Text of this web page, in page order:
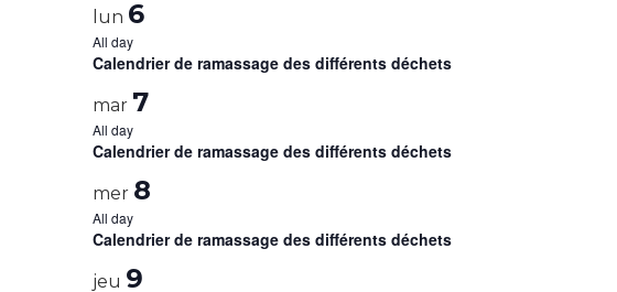
lun 6
All day
Calendrier de ramassage des différents déchets
mar 7
All day
Calendrier de ramassage des différents déchets
mer 8
All day
Calendrier de ramassage des différents déchets
jeu 9